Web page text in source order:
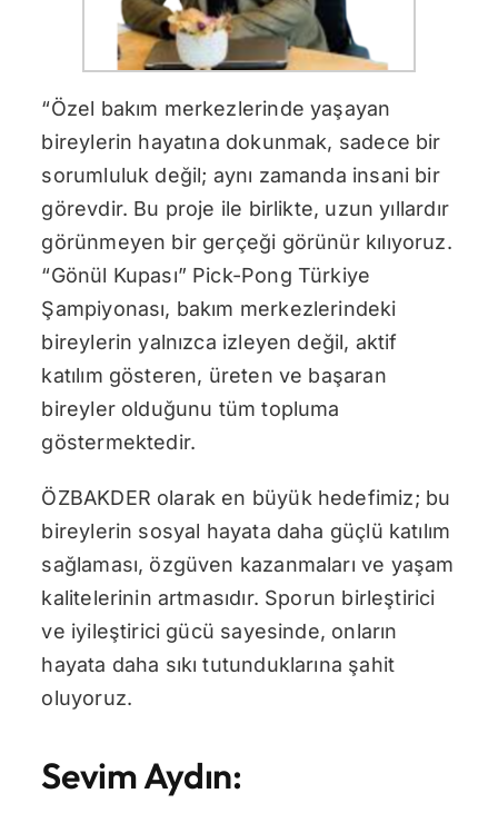
“Özel bakım merkezlerinde yaşayan
bireylerin hayatına dokunmak, sadece bir
sorumluluk değil; aynı zamanda insani bir
görevdir. Bu proje ile birlikte, uzun yıllardır
görünmeyen bir gerçeği görünür kılıyoruz.
“Gönül Kupası” Pick-Pong Türkiye
Şampiyonası, bakım merkezlerindeki
bireylerin yalnızca izleyen değil, aktif
katılım gösteren, üreten ve başaran
bireyler olduğunu tüm topluma
göstermektedir.
ÖZBAKDER olarak en büyük hedefimiz; bu
bireylerin sosyal hayata daha güçlü katılım
sağlaması, özgüven kazanmaları ve yaşam
kalitelerinin artmasıdır. Sporun birleştirici
ve iyileştirici gücü sayesinde, onların
hayata daha sıkı tutunduklarına şahit
oluyoruz.
Sevim Aydın: